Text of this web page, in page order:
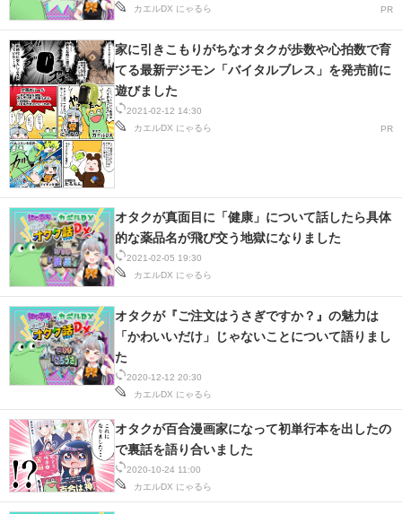
カエルDX にゃるら PR
2021-02-12 14:30
カエルDX にゃるら PR
家に引きこもりがちなオタクが歩数や心拍数で育
てる最新デジモン「バイタルブレス」を発売前に
遊びました
2021-02-05 19:30
カエルDX にゃるら
オタクが真面目に「健康」について話したら具体
的な薬品名が飛び交う地獄になりました
2020-12-12 20:30
カエルDX にゃるら
オタクが『ご注文はうさぎですか？』の魅力は
「かわいいだけ」じゃないことについて語りまし
た
2020-10-24 11:00
カエルDX にゃるら
オタクが百合漫画家になって初単行本を出したの
で裏話を語り合いました